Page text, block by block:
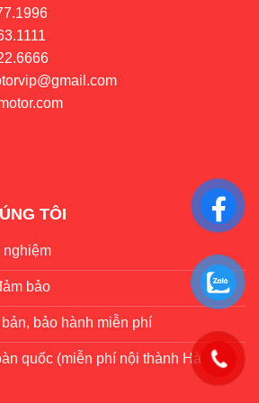
TÔI
nghiệm
bảo
bảo hành miễn phí
quốc (miễn phí nội thành Hà Nội)